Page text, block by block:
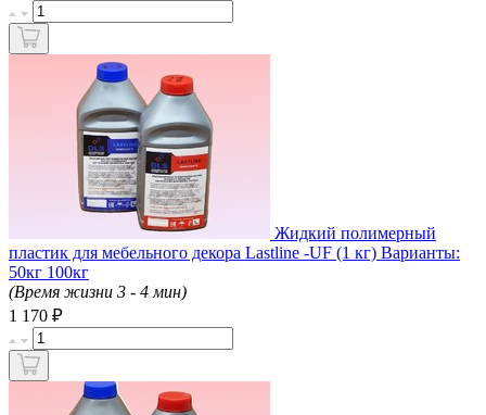
Жидкий полимерный
пластик для мебельного декора Lastline -UF (1 кг) Варианты:
50кг 100кг
(Время жизни 3 - 4 мин)
1 170 ₽